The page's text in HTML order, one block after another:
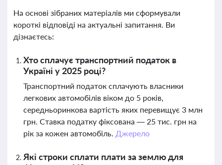
На основі зібраних матеріалів ми сформували
короткі відповіді на актуальні запитання. Ви
дізнаєтесь:
Хто сплачує транспортний податок в
Україні у 2025 році?
Транспортний податок сплачують власники
легкових автомобілів віком до 5 років,
середньоринкова вартість яких перевищує 3 млн
грн. Ставка податку фіксована — 25 тис. грн на
рік за кожен автомобіль. Джерело
Які строки сплати плати за землю для